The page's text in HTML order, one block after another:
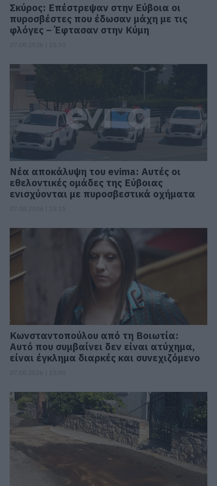
Σκύρος: Επέστρεψαν στην Εύβοια οι
πυροσβέστες που έδωσαν μάχη με τις
φλόγες – Έφτασαν στην Κύμη
Νέα αποκάλυψη του evima: Αυτές οι
εθελοντικές ομάδες της Εύβοιας
ενισχύονται με πυροσβεστικά οχήματα
Κωνσταντοπούλου από τη Βοιωτία:
Αυτό που συμβαίνει δεν είναι ατύχημα,
είναι έγκλημα διαρκές και συνεχιζόμενο